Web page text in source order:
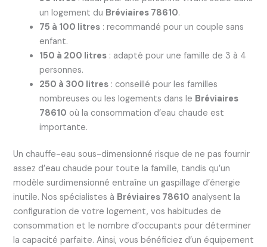
un logement du Bréviaires 78610.
75 à 100 litres: recommandé pour un couple sans
enfant.
150 à 200 litres: adapté pour une famille de 3 à 4
personnes.
250 à 300 litres: conseillé pour les familles
nombreuses ou les logements dans le Bréviaires
78610 où la consommation d’eau chaude est
importante.
Un chauffe-eau sous-dimensionné risque de ne pas fournir
assez d’eau chaude pour toute la famille, tandis qu’un
modèle surdimensionné entraîne un gaspillage d’énergie
inutile. Nos spécialistes à Bréviaires 78610 analysent la
configuration de votre logement, vos habitudes de
consommation et le nombre d’occupants pour déterminer
la capacité parfaite. Ainsi, vous bénéficiez d’un équipement